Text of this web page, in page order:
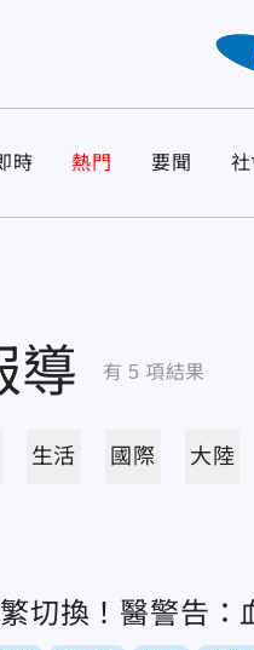
時 熱門 要聞 社
導 有 5 項結果
生活 國際 大陸
切換！醫警告